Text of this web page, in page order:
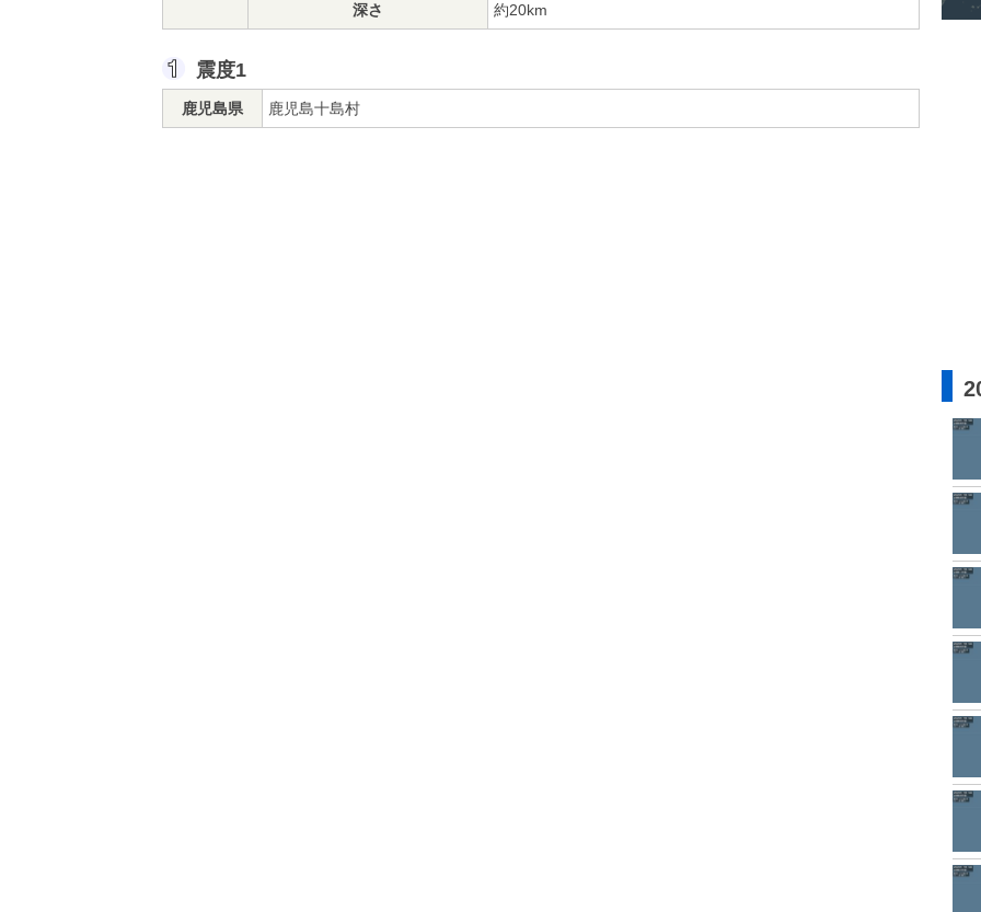
深さ 約20km
震度1
鹿児島県 鹿児島十島村